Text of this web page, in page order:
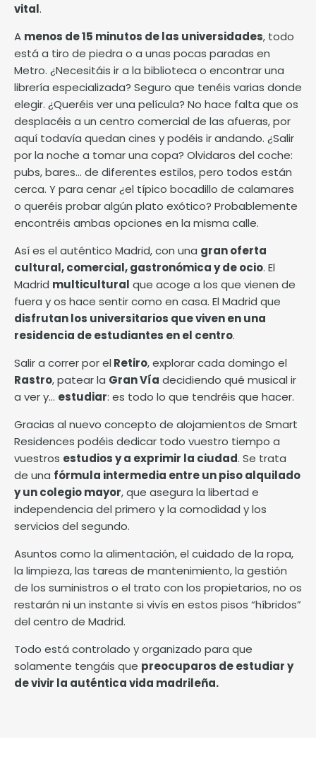
vital.
A menos de 15 minutos de las universidades, todo
está a tiro de piedra o a unas pocas paradas en
Metro. ¿Necesitáis ir a la biblioteca o encontrar una
librería especializada? Seguro que tenéis varias donde
elegir. ¿Queréis ver una película? No hace falta que os
desplacéis a un centro comercial de las afueras, por
aquí todavía quedan cines y podéis ir andando. ¿Salir
por la noche a tomar una copa? Olvidaros del coche:
pubs, bares… de diferentes estilos, pero todos están
cerca. Y para cenar ¿el típico bocadillo de calamares
o queréis probar algún plato exótico? Probablemente
encontréis ambas opciones en la misma calle.
Así es el auténtico Madrid, con una gran oferta
cultural, comercial, gastronómica y de ocio. El
Madrid multicultural que acoge a los que vienen de
fuera y os hace sentir como en casa. El Madrid que
disfrutan los universitarios que viven en una
residencia de estudiantes en el centro.
Salir a correr por el Retiro, explorar cada domingo el
Rastro, patear la Gran Vía decidiendo qué musical ir
a ver y… estudiar: es todo lo que tendréis que hacer.
Gracias al nuevo concepto de alojamientos de Smart
Residences podéis dedicar todo vuestro tiempo a
vuestros estudios y a exprimir la ciudad. Se trata
de una fórmula intermedia entre un piso alquilado
y un colegio mayor, que asegura la libertad e
independencia del primero y la comodidad y los
servicios del segundo.
Asuntos como la alimentación, el cuidado de la ropa,
la limpieza, las tareas de mantenimiento, la gestión
de los suministros o el trato con los propietarios, no os
restarán ni un instante si vivís en estos pisos “híbridos”
del centro de Madrid.
Todo está controlado y organizado para que
solamente tengáis que preocuparos de estudiar y
de vivir la auténtica vida madrileña.